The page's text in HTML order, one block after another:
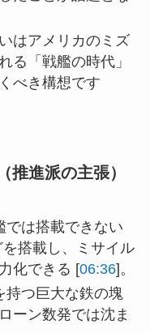
はアメリカのミズ
る「戦艦の時代」
べき構想です
推進派の主張）
では搭載できない
搭載し、ミサイル
化できる [06:36]。
持つ巨大な鉄の塊
ーン数発では沈ま